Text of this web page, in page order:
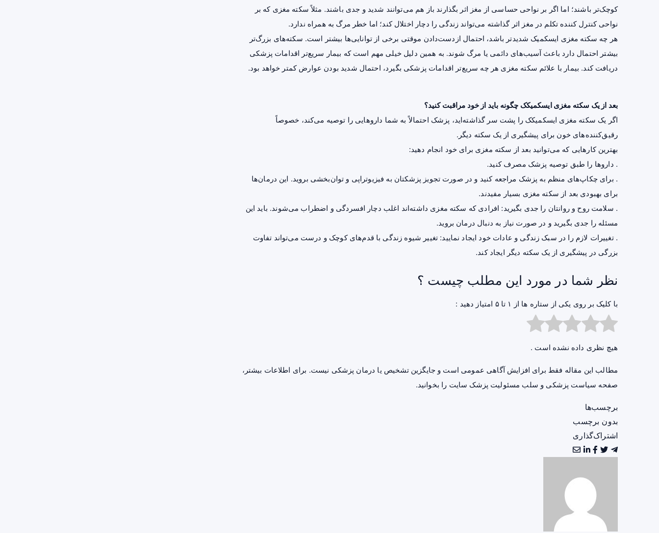
کوچک‌تر باشند؛ اما اگر بر نواحی حساسی از مغز اثر بگذارند باز هم می‌توانند شدید و جدی باشند. مثلاً سکته مغزی که بر
نواحی کنترل کننده تکلم در مغز اثر گذاشته می‌تواند زندگی را دچار اختلال کند؛ اما خطر مرگ به همراه ندارد.
هر چه سکته مغزی ایسکمیک شدیدتر باشد، احتمال ازدست‌دادن موقتی برخی از توانایی‌ها بیشتر است. سکته‌های بزرگ‌تر
بیشتر احتمال دارد باعث آسیب‌های دائمی یا مرگ شوند. به همین دلیل خیلی مهم است که بیمار سریع‌تر اقدامات پزشکی
دریافت کند. بیمار با علائم سکته مغزی هر چه سریع‌تر اقدامات پزشکی بگیرد، احتمال شدید بودن عوارض کمتر خواهد بود.
بعد از یک سکته مغزی ایسکمیکک چگونه باید از خود مراقبت کنید؟
اگر یک سکته مغزی ایسکمیکک را پشت سر گذاشته‌اید، پزشک احتمالاً به شما داروهایی را توصیه می‌کند، خصوصاً
رقیق‌کننده‌های خون برای پیشگیری از یک سکته دیگر.
بهترین کارهایی که می‌توانید بعد از سکته مغزی برای خود انجام دهید:
. داروها را طبق توصیه پزشک مصرف کنید.
. برای چکاپ‌های منظم به پزشک مراجعه کنید و در صورت تجویز پزشکتان به فیزیوتراپی و توان‌بخشی بروید. این درمان‌ها
برای بهبودی بعد از سکته مغزی بسیار مفیدند.
. سلامت روح و روانتان را جدی بگیرید: افرادی که سکته مغزی داشته‌اند اغلب دچار افسردگی و اضطراب می‌شوند. باید این
مسئله را جدی بگیرید و در صورت نیاز به دنبال درمان بروید.
. تغییرات لازم را در سبک زندگی و عادات خود ایجاد نمایید: تغییر شیوه زندگی با قدم‌های کوچک و درست می‌تواند تفاوت
بزرگی در پیشگیری از یک سکته دیگر ایجاد کند.
نظر شما در مورد این مطلب چیست ؟
با کلیک بر روی یکی از ستاره ها از ۱ تا ۵ امتیاز دهید :
هیچ نظری داده نشده است .
مطالب این مقاله فقط برای افزایش آگاهی عمومی است و جایگزین تشخیص یا درمان پزشکی نیست. برای اطلاعات بیشتر،
صفحه سیاست پزشکی و سلب مسئولیت پزشک سایت را بخوانید.
برچسب‌ها
بدون برچسب
اشتراک‌گذاری